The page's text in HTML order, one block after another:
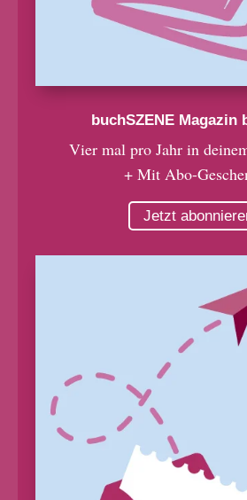
buchSZENE Magazin
Vier mal pro Jahr in
+ Mit Abo-
Jetzt